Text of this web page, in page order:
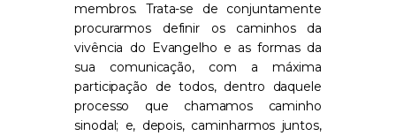
membros. Trata-se de conjuntamente
procurarmos definir os caminhos da
vivência do Evangelho e as formas da
sua comunicação, com a máxima
participação de todos, dentro daquele
processo que chamamos caminho
sinodal; e, depois, caminharmos juntos,